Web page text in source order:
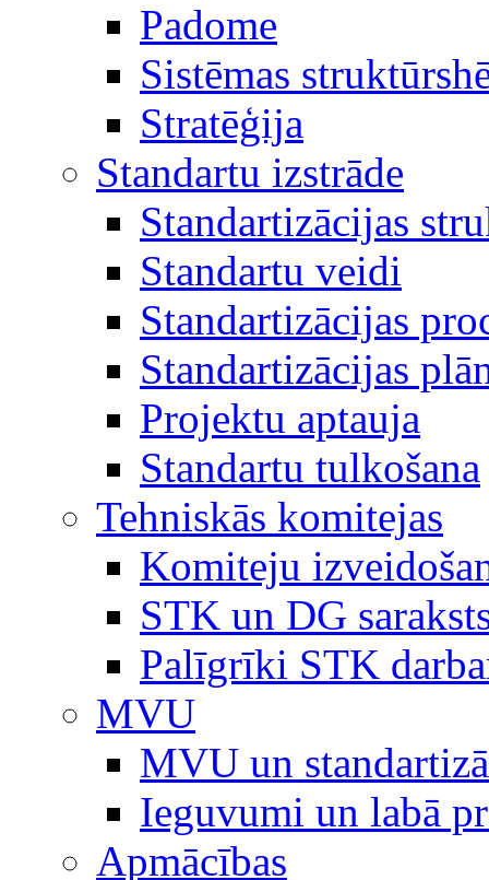
Padome
Sistēmas
Stratēģija
Standartu izstrāde
Standartizācijas
Standartu veidi
Standartizācijas
Standartizācijas
Projektu aptauja
Standartu tulkošana
Tehniskās komitejas
Komiteju
STK un DG
Palīgrīki STK
MVU
MVU un
Ieguvumi un labā
Apmācības